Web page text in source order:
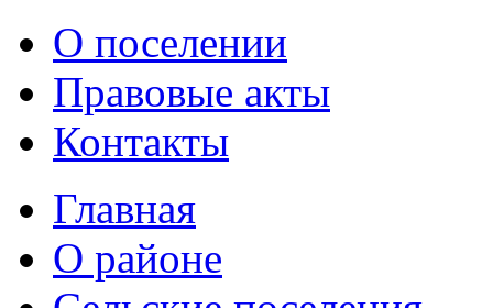
О поселении
Правовые акты
Контакты
Главная
О районе